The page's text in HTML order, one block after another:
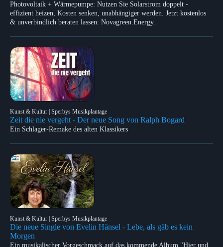
Photovoltaik + Wärmepumpe: Nutzen Sie Solarstrom doppelt -
effizient heizen, Kosten senken, unabhängiger werden. Jetzt kostenlos
& unverbindlich beraten lassen: Novagreen.Energy.
Kunst & Kultur | Sperbys Musikplantage
Zeit die nie vergeht - Der neue Song von Ralph Bogard
Ein Schlager-Remake des alten Klassikers
Kunst & Kultur | Sperbys Musikplantage
Die neue Single von Evelin Hänsel - Lebe, als gäb es kein
Morgen
Ein musikalischer Vorgeschmack auf das kommende Album "Hier und